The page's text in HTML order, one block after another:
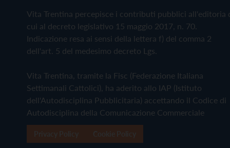
Vita Trentina percepisce i contributi pubblici all'editoria
cui al decreto legislativo 15 maggio 2017, n. 70.
Indicazione resa ai sensi della lettera f) del comma 2
dell'art. 5 del medesimo decreto Lgs.
Vita Trentina, tramite la Fisc (Federazione Italiana
Settimanali Cattolici), ha aderito allo IAP (Istituto
dell'Autodisciplina Pubblicitaria) accettando il Codice di
Autodisciplina della Comunicazione Commerciale